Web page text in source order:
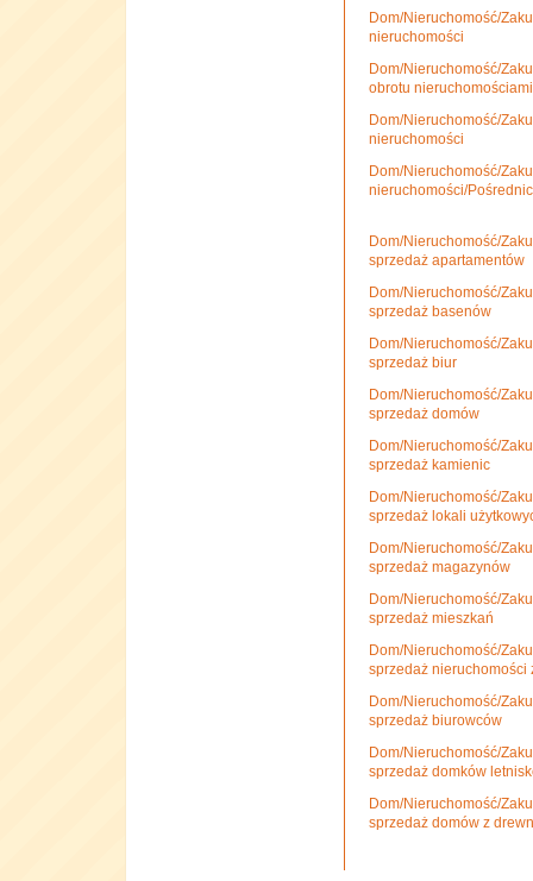
Dom/Nieruchomość/
nieruchomości
Dom/Nieruchomość/
obrotu nieruchomościami
Dom/Nieruchomość/
nieruchomości
Dom/Nieruchomość/
nieruchomości/
Dom/Nieruchomość/
sprzedaż apartamentów
Dom/Nieruchomość/
sprzedaż basenów
Dom/Nieruchomość/
sprzedaż biur
Dom/Nieruchomość/
sprzedaż domów
Dom/Nieruchomość/
sprzedaż kamienic
Dom/Nieruchomość/
sprzedaż lokali
Dom/Nieruchomość/
sprzedaż magazynów
Dom/Nieruchomość/
sprzedaż mieszkań
Dom/Nieruchomość/
sprzedaż nieruchomości
Dom/Nieruchomość/
sprzedaż biurowców
Dom/Nieruchomość/
sprzedaż domków
Dom/Nieruchomość/
sprzedaż domów z